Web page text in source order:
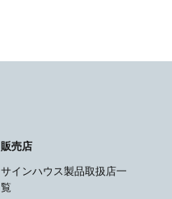
販売店
サインハウス製品取扱店一
覧